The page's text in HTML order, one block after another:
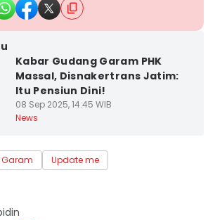
Kabar Gudang Garam PHK
Massal, Disnakertrans Jatim:
Itu Pensiun Dini!
08 Sep 2025, 14:45 WIB
News
Update me